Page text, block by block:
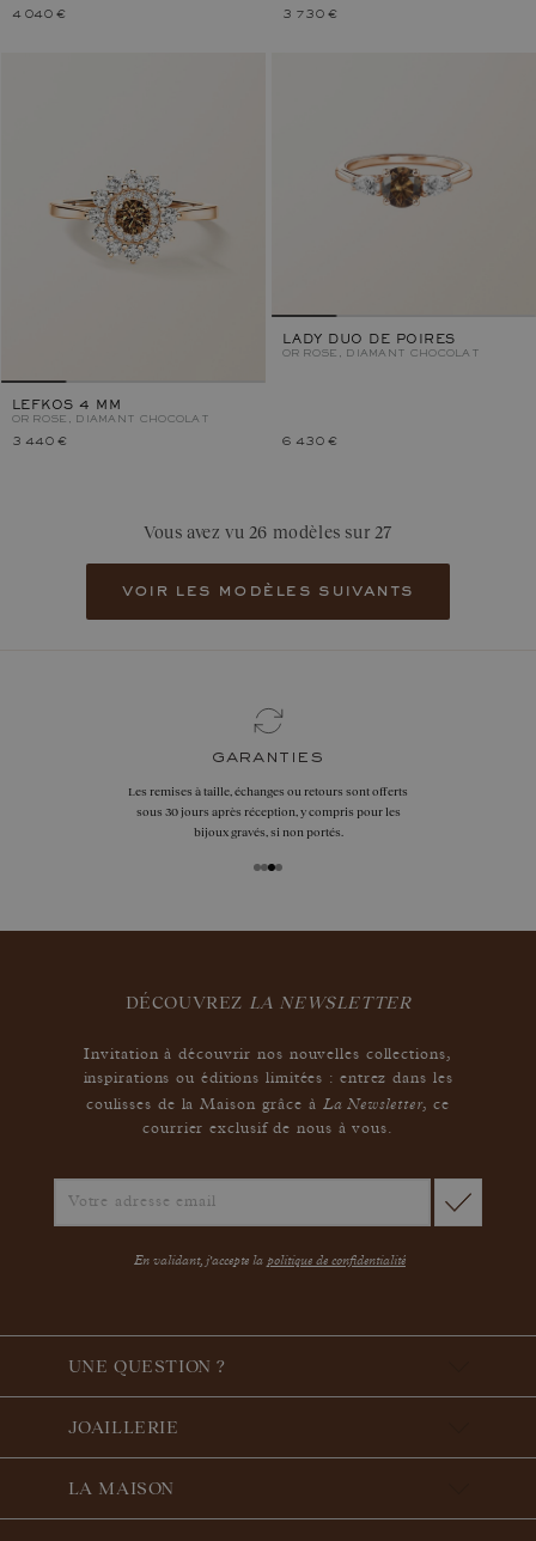
4 040 € 3 730 €
LEFKOS 4 MM
OR ROSE, DIAMANT CHOCOLAT
3 440 €
LADY DUO DE POIRES
OR ROSE, DIAMANT CHOCOLAT
6 430 €
Vous avez vu 26 modèles sur 27
voir les modèles suivants
garanties
Les remises à taille, échanges ou retours sont offerts
sous 30 jours après réception, y compris pour les
bijoux gravés, si non portés.
DÉCOUVREZ LA NEWSLETTER
Invitation à découvrir nos nouvelles collections,
inspirations ou éditions limitées : entrez dans les
coulisses de la Maison grâce à La Newsletter,ce
courrier exclusif de nous à vous.
En validant, j'accepte la politique de confidentialité
UNE QUESTION ?
JOAILLERIE
LA MAISON